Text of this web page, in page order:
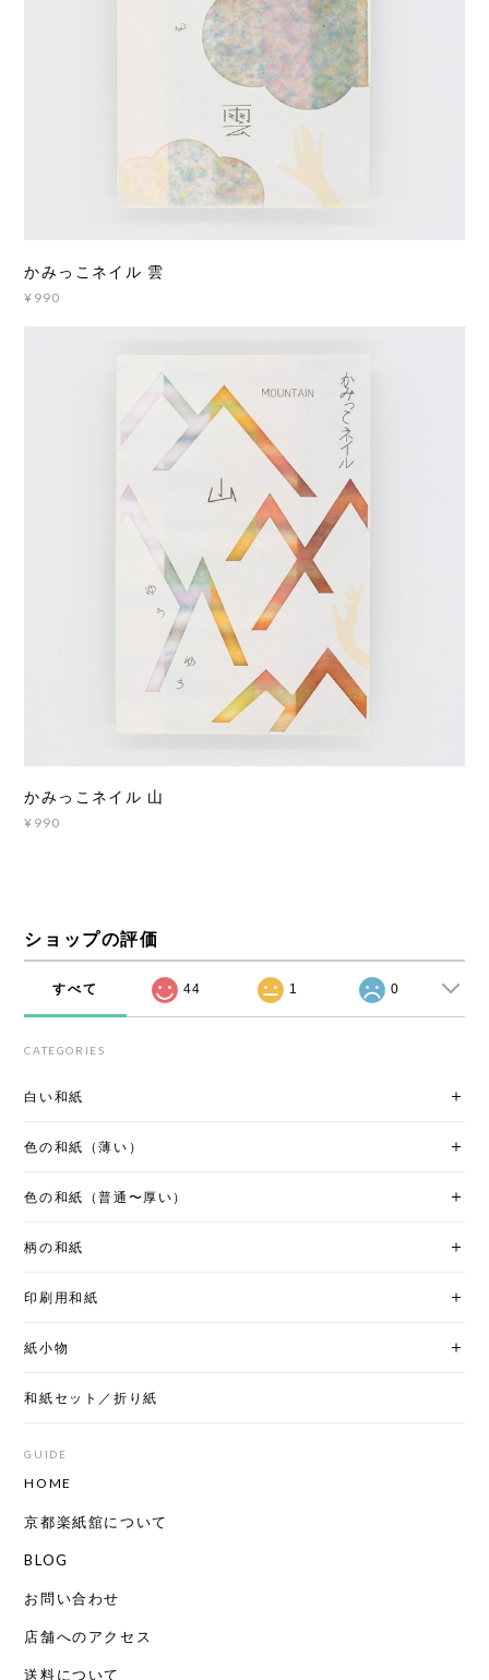
かみっこネイル 雲
¥990
かみっこネイル 山
¥990
ショップの評価
すべて 44 1 0
CATEGORIES
白い和紙
色の和紙（薄い）
色の和紙（普通〜厚い）
柄の和紙
印刷用和紙
紙小物
和紙セット／折り紙
GUIDE
HOME
京都楽紙舘について
BLOG
お問い合わせ
店舗へのアクセス
送料について